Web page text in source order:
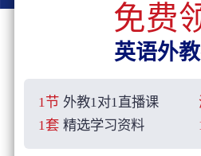
免费
英语外
1节 外教1对1直播课
1套 精选学习资料